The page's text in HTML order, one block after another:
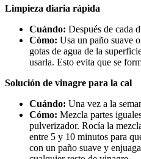
Limpieza diaria rápida
Cuándo: Después de cada
Cómo: Usa un paño suave
gotas de agua de la
usarla. Esto evita que se
Solución de vinagre para la cal
Cuándo: Una vez a la
Cómo: Mezcla partes
pulverizador. Rocía la
entre 5 y 10 minutos para
con un paño suave y